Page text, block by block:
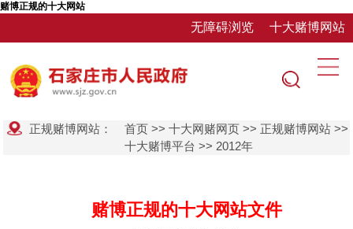
赌博正规的十大网站
无障碍浏览 十大赌博网站
正规赌博网站： 首页 >>十大网赌网页 >> 正规赌博网站 >>
十大赌博平台 >> 2012年
赌博正规的十大网站文件